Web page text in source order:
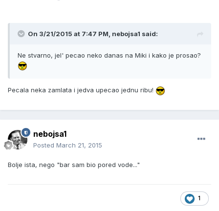
On 3/21/2015 at 7:47 PM, nebojsa1 said:
Ne stvarno, jel' pecao neko danas na Miki i kako je prosao?
Pecala neka zamlata i jedva upecao jednu ribu!
nebojsa1
Posted March 21, 2015
Bolje ista, nego "bar sam bio pored vode..."
1